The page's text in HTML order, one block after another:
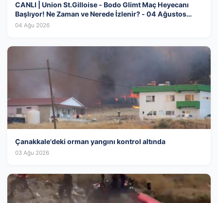
CANLI | Union St.Gilloise - Bodo Glimt Maç Heyecanı
Başlıyor! Ne Zaman ve Nerede İzlenir? - 04 Ağustos
2026
04 Ağu 2026
Çanakkale'deki orman yangını kontrol altında
03 Ağu 2026